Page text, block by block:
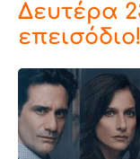
Δευτέρα
επεισόδιο!